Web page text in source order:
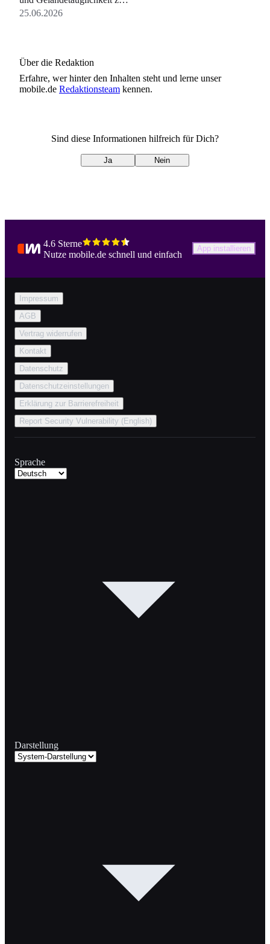
verbinden.
25.06.2026
Über die Redaktion
Erfahre, werhinter den Inhalten steht und lerne unser
mobile.de Redaktionsteam kennen.
Sind diese Informationen hilfreich für Dich?
Ja Nein
4.6 Sterne
Nutze mobile.de schnell und einfach
App installieren
Impressum
AGB
Vertrag widerrufen
Kontakt
Datenschutz
Datenschutzeinstellungen
Erklärung zur Barrierefreiheit
Report Security Vulnerability (English)
Sprache
Darstellung